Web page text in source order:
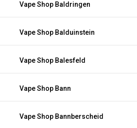
Vape Shop Baldringen
Vape Shop Balduinstein
Vape Shop Balesfeld
Vape Shop Bann
Vape Shop Bannberscheid